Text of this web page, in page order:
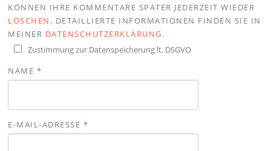
KÖNNEN IHRE KOMMENTARE SPÄTER JEDERZEIT WIEDER
LÖSCHEN . DETAILLIERTE INFORMATIONEN FINDEN SIE IN
MEINER DATENSCHUTZERKLÄRUNG.
Zustimmung zur Datenspeicherung lt. DSGVO
NAME *
E-MAIL-ADRESSE *